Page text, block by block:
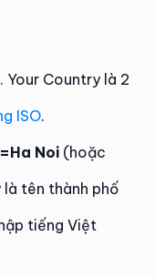
. Your Country là 2
ISO.
l=Ha Noi (hoặc
là tên thành phố
tiếng Việt